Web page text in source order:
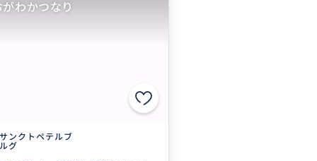
サンクトペテルブ
ルグ
がわかつなり